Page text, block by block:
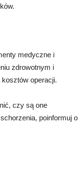
medyczne i
zdrowotnym i
operacji.
czy są one
poinformuj o